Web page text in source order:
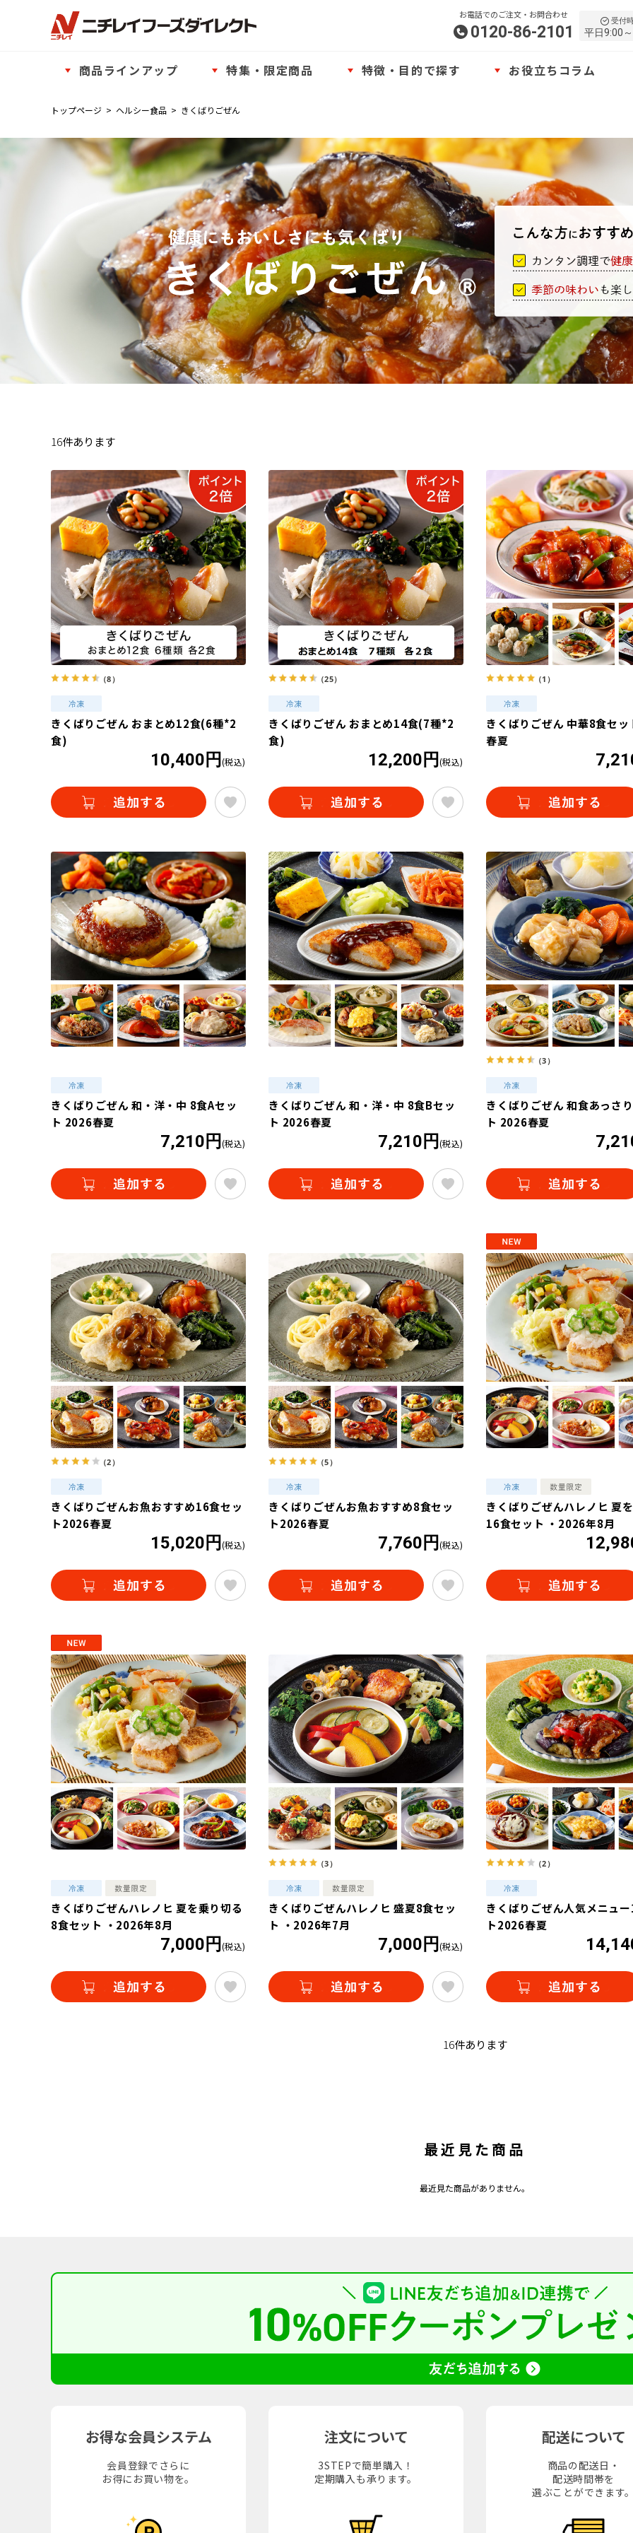
お電話でのご注文・お問合わせ
0120-86-2101
受付
平日9:00
商品ラインアップ 特集・限定商品 特徴・目的で探す お役立ちコラム
トップページ > ヘルシー食品 > きくばりごぜん
16件あります
（8）
きくばりごぜん おまとめ12食(6種*2
食)
10,400円 (税込)
（25）
きくばりごぜん おまとめ14食(7種*2
食)
12,200円 (税込)
（1）
きくばりごぜん 中華8食セ
春夏
きくばりごぜん 和・洋・中 8食Aセッ
ト 2026春夏
7,210円 (税込)
きくばりごぜん 和・洋・中 8食Bセッ
ト 2026春夏
7,210円 (税込)
（3）
きくばりごぜん 和食あっさ
ト 2026春夏
（2）
きくばりごぜんお魚おすすめ16食セッ
ト2026春夏
15,020円 (税込)
（5）
きくばりごぜんお魚おすすめ8食セッ
ト2026春夏
7,760円 (税込)
きくばりごぜんハレノヒ 夏
16食セット ・2026年8月
きくばりごぜんハレノヒ 夏を乗り切る
8食セット ・2026年8月
7,000円 (税込)
（3）
きくばりごぜんハレノヒ 盛夏8食セッ
ト ・2026年7月
7,000円 (税込)
（2）
きくばりごぜん人気メニュ
ト2026春夏
16件あります
最近見た商品
最近見た商品がありません。
お得な会員システム
会員登録でさらに
お得にお買い物を。
注文について
3STEPで簡単購入！
定期購入も承ります。
配送について
商品の配送日・
配送時間帯を
選ぶことができます